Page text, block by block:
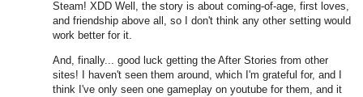
Steam! XDD Well, the story is about coming-of-age, first loves,
and friendship above all, so I don't think any other setting would
work better for it.
And, finally... good luck getting the After Stories from other
sites! I haven't seen them around, which I'm grateful for, and I
think I've only seen one gameplay on youtube for them, and it